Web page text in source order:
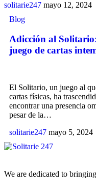
Blog
Adicción al
juego de cartas
El Solitario, un juego al
cartas físicas, ha
encontrar una presencia
pesar de la…
solitarie247 mayo 5, 2024
solitarie247 mayo 12, 2024
We are dedicated to